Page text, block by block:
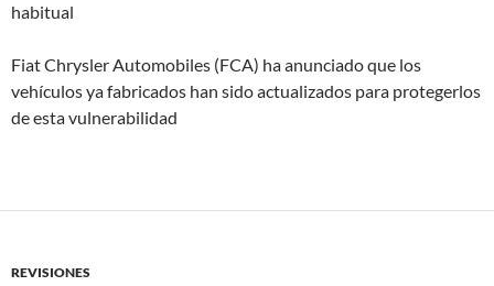
habitual
Fiat Chrysler Automobiles (FCA) ha anunciado que los
vehículos ya fabricados han sido actualizados para protegerlos
de esta vulnerabilidad
REVISIONES